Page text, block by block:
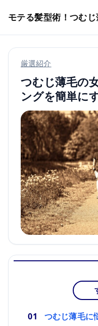
厳選紹介
つむじ薄毛の
ングを簡単に
つむじ薄毛に